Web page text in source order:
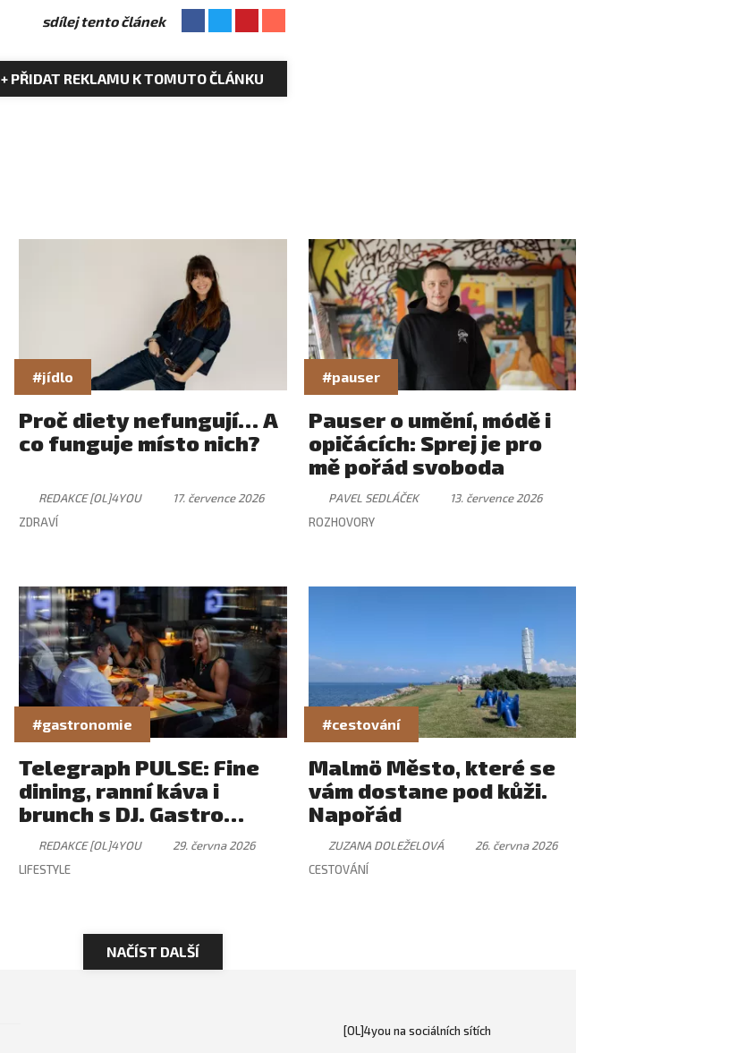
sdílej tento článek
+ PŘIDAT REKLAMU K TOMUTO ČLÁNKU
#jídlo
Proč diety nefungují… A
co funguje místo nich?
REDAKCE [OL]4YOU
17. července 2026
ZDRAVÍ
#pauser
Pauser o umění, módě i
opičácích: Sprej je pro
mě pořád svoboda
PAVEL SEDLÁČEK
13. července 2026
ROZHOVORY
#gastronomie
Telegraph PULSE: Fine
dining, ranní káva i
brunch s DJ. Gastro
zážitek, který má svůj
rytmus
REDAKCE [OL]4YOU
29. června 2026
LIFESTYLE
#cestování
Malmö Město, které se
vám dostane pod kůži.
Napořád
ZUZANA DOLEŽELOVÁ
26. června 2026
CESTOVÁNÍ
NAČÍST DALŠÍ
[OL]4you na sociálních sítích